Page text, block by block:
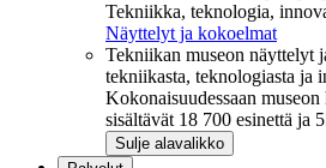
Tekniikka, teknologia,
Näyttelyt ja kokoelmat
Tekniikan museon näyttelyt
tekniikasta, teknologiasta ja
Kokonaisuudessaan
sisältävät 18 700 esinettä ja
Sulje alavalikko